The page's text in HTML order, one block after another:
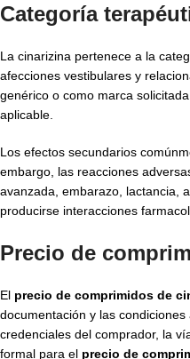
Categoría
La cinarizina pertenece a la
afecciones vestibulares y
genérico o como marca
aplicable.
Los efectos secundarios
embargo, las reacciones
avanzada, embarazo, lactancia,
producirse interacciones
Precio de
El precio de comprimidos de
documentación y las
credenciales del comprador, la
formal para el precio de